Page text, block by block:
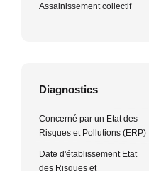
Assainissement collectif
Diagnostics
Concerné par un Etat des
Risques et Pollutions (ERP)
Date d'établissement Etat
des Risques et